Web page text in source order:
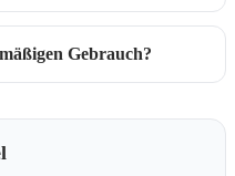
Gebrauch?